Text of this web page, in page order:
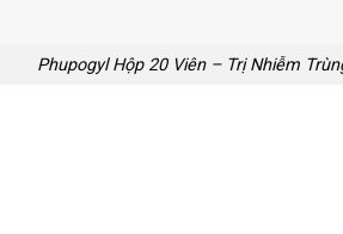
Phupogyl Hộp 20 Viên – Trị Nhiễm